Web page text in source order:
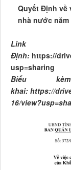
Quyết Định về
nhà nước năm
Định: https://
usp=sharing
Biểu
khai: https://
16/